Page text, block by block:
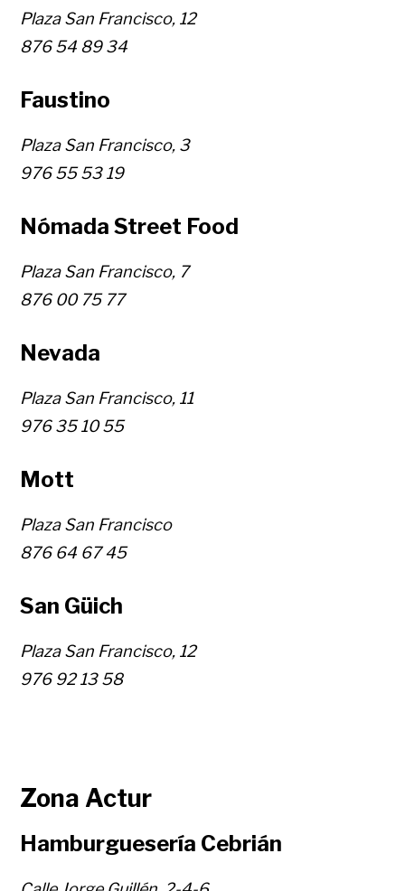
Plaza San Francisco, 12
876 54 89 34
Faustino
Plaza San Francisco, 3
976 55 53 19
Nómada Street Food
Plaza San Francisco, 7
876 00 75 77
Nevada
Plaza San Francisco, 11
976 35 10 55
Mott
Plaza San Francisco
876 64 67 45
San Güich
Plaza San Francisco, 12
976 92 1358
Zona Actur
Hamburguesería Cebrián